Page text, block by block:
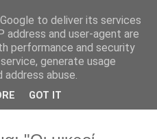
to deliver its services
address and user-agent are
performance and security
generate usage
abuse.
GOT IT